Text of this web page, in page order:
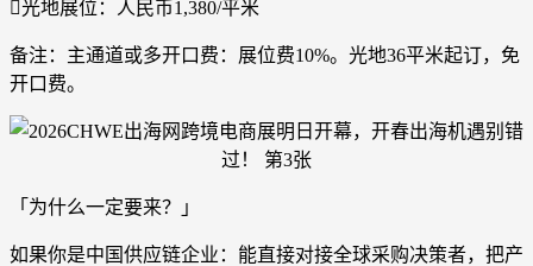
光地展位：人民币1,380/平米
备注：主通道或多开口费：展位费10%。光地36平米起订，免
开口费。
「为什么一定要来？」
如果你是中国供应链企业：能直接对接全球采购决策者，把产